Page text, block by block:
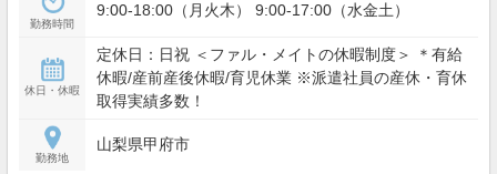
勤務時間
9:00-18:00（月火木） 9:00-17:00（水金土）
休日・休暇
定休日：日祝 ＜ファル・メイトの休暇制度＞ ＊有給
休暇/産前産後休暇/育児休業 ※派遣社員の産休・育休
取得実績多数！
勤務地
山梨県甲府市